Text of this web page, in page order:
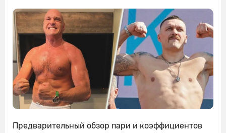
Предварительный обзор пари и коэффициентов